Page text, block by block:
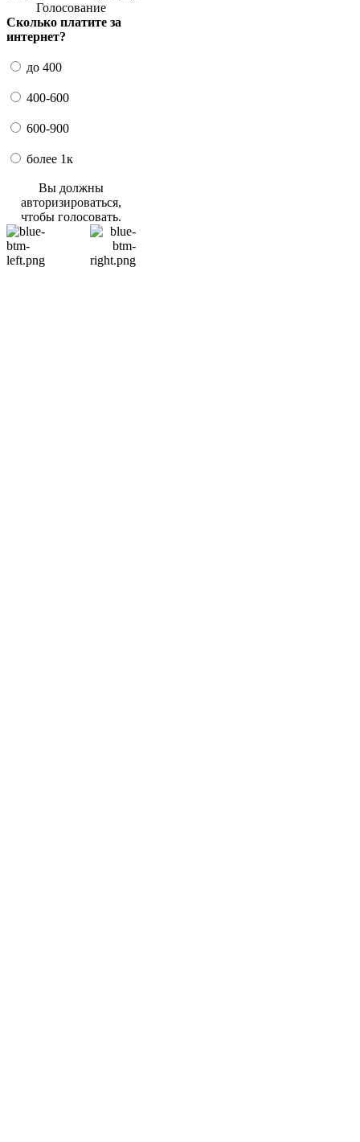
Голосование
Сколько платите за
интернет?
до 400
400-600
600-900
более 1к
Вы должны
авторизироваться,
чтобы голосовать.